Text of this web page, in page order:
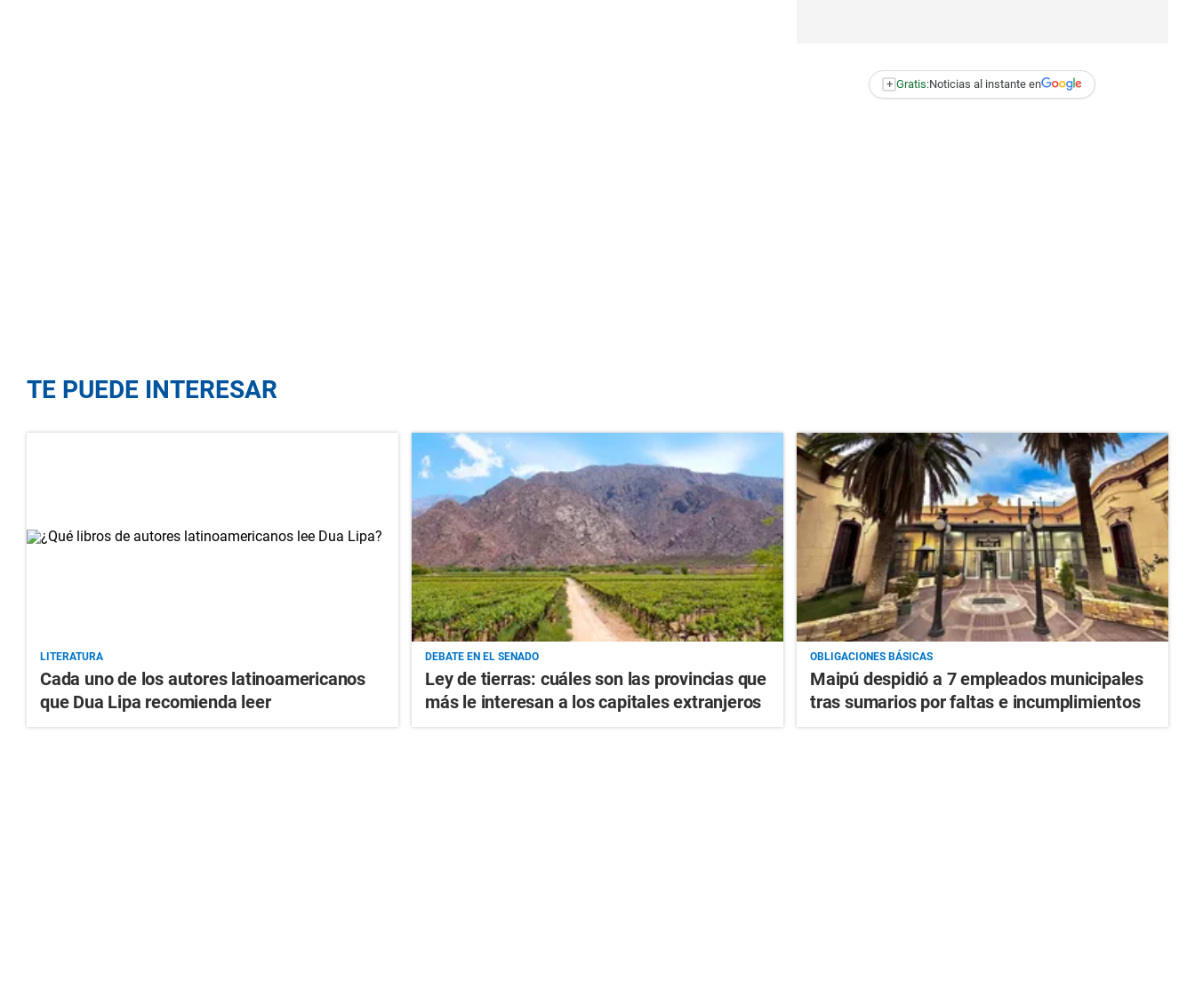
+ Gratis:Noticias al instante en
TE PUEDE INTERESAR
LITERATURA
Cada uno de los autores latinoamericanos
que Dua Lipa recomienda leer
DEBATE EN EL SENADO
Ley de tierras: cuáles son las provincias que
más le interesan a los capitales extranjeros
OBLIGACIONES BÁSICAS
Maipú despidió a 7 empleados municipales
tras sumarios por faltas e incumplimientos